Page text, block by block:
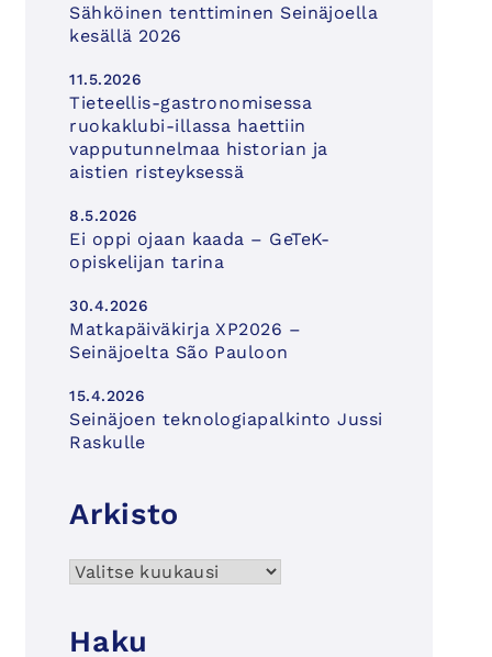
Sähköinen tenttiminen Seinäjoella
kesällä 2026
11.5.2026
Tieteellis-gastronomisessa
ruokaklubi-illassa haettiin
vapputunnelmaa historian ja
aistien risteyksessä
8.5.2026
Ei oppi ojaan kaada – GeTeK-
opiskelijan tarina
30.4.2026
Matkapäiväkirja XP2026 –
Seinäjoelta São Pauloon
15.4.2026
Seinäjoen teknologiapalkinto Jussi
Raskulle
Arkisto
Arkisto
Haku